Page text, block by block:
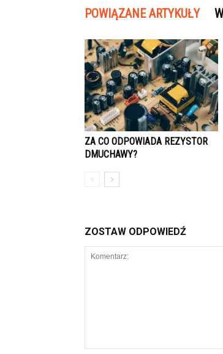
POWIĄZANE ARTYKUŁY
ZA CO ODPOWIADA REZYSTOR
DMUCHAWY?
ZOSTAW ODPOWIEDŹ